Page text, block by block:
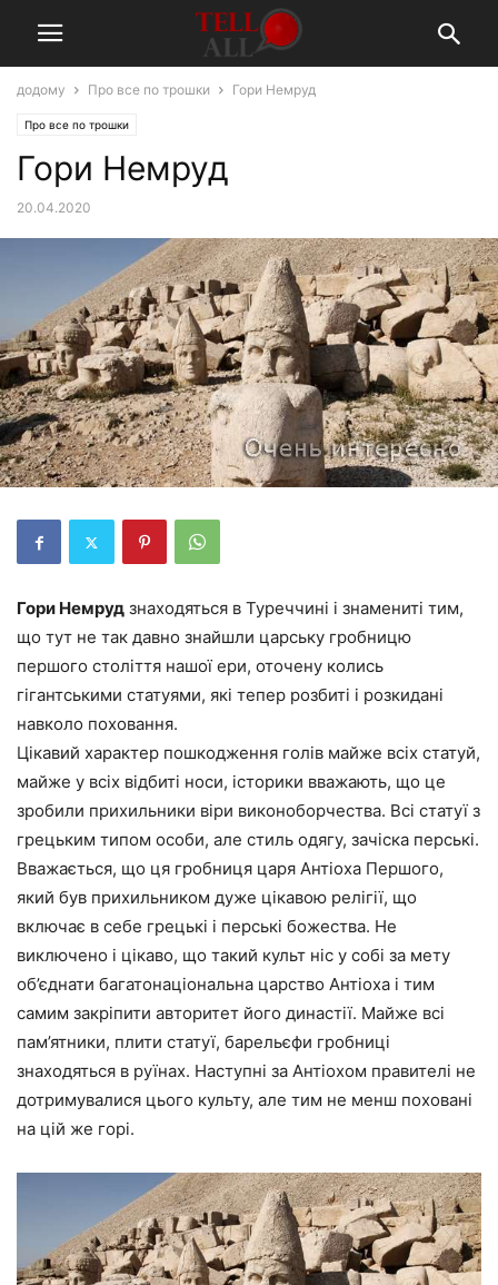
додому Про все по трошки Гори Немруд
Про все по трошки
Гори Немруд
20.04.2020
Гори Немруд знаходяться в Туреччині і знамениті тим,
що тут не так давно знайшли царську гробницю
першого століття нашої ери, оточену колись
гігантськими статуями, які тепер розбиті і розкидані
навколо поховання.
Цікавий характер пошкодження голів майже всіх статуй,
майже у всіх відбиті носи, історики вважають, що це
зробили прихильники віри виконоборчества. Всі статуї з
грецьким типом особи, але стиль одягу, зачіска перські.
Вважається, що ця гробниця царя Антіоха Першого,
який був прихильником дуже цікавою релігії, що
включає в себе грецькі і перські божества. Не
виключено і цікаво, що такий культ ніс у собі за мету
об’єднати багатонаціональна царство Антіоха і тим
самим закріпити авторитет його династії. Майже всі
пам’ятники, плити статуї, барельєфи гробниці
знаходяться в руїнах. Наступні за Антіохом правителі не
дотримувалися цього культу, але тим не менш поховані
на цій же горі.